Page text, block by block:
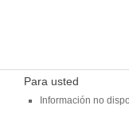
Para usted
Información no